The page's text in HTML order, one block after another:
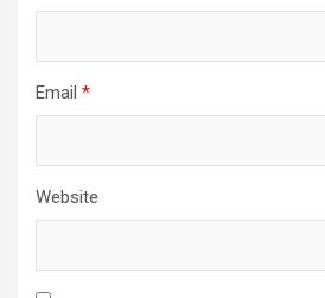
Email *
Website